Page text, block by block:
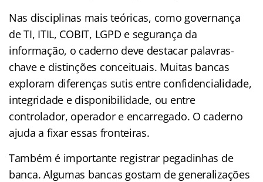
Nas disciplinas mais teóricas, como governança
de TI, ITIL, COBIT, LGPD e segurança da
informação, o caderno deve destacar palavras-
chave e distinções conceituais. Muitas bancas
exploram diferenças sutis entre confidencialidade,
integridade e disponibilidade, ou entre
controlador, operador e encarregado. O caderno
ajuda a fixar essas fronteiras.
Também é importante registrar pegadinhas de
banca. Algumas bancas gostam de generalizações